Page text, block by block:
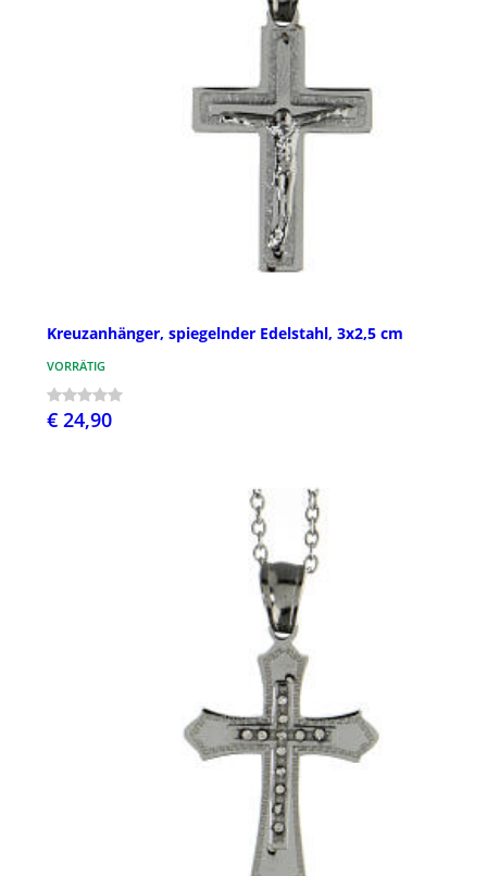
Kreuzanhänger, spiegelnder Edelstahl, 3x2,5 cm
VORRÄTIG
€ 24,90